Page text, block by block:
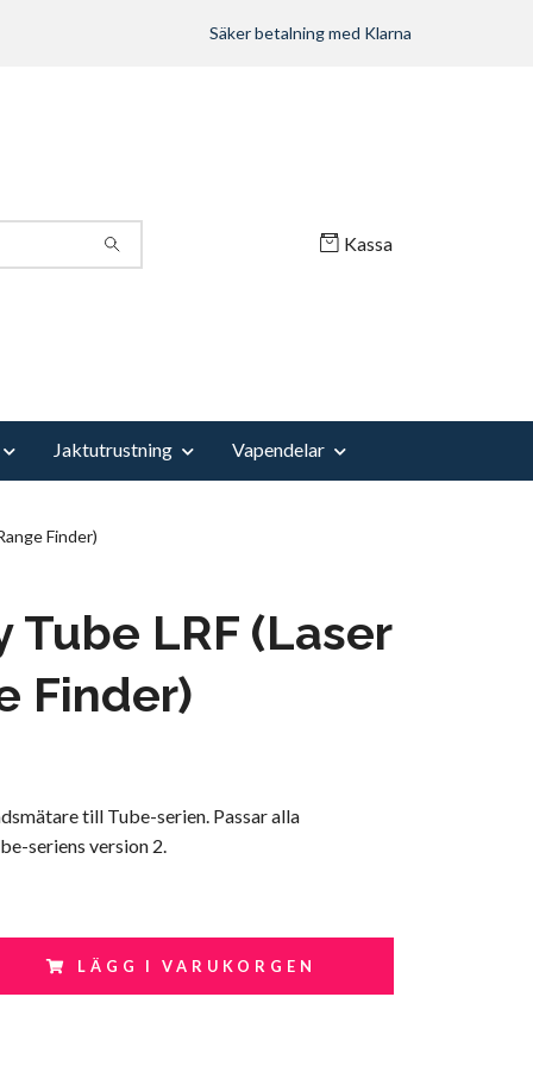
Säker betalning med Klarna
Kassa
Jaktutrustning Vapendelar
Finder)
Tube LRF (Laser
Finder)
till Tube-serien. Passar alla
seriens version 2.
LÄGG I VARUKORGEN